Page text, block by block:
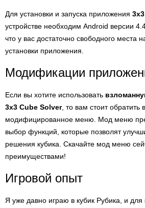
Для установки и запуска приложения
устройстве необходим Android версии
что у вас достаточно свободного места
установки приложения.
Модификации
Если вы хотите использовать
3x3 Cube Solver, то вам стоит обратить
модифицированное меню. Мод меню
выбор функций, которые позволят
решения кубика. Скачайте мод меню
преимуществами!
Игровой опыт
Я уже давно играю в кубик Рубика, и